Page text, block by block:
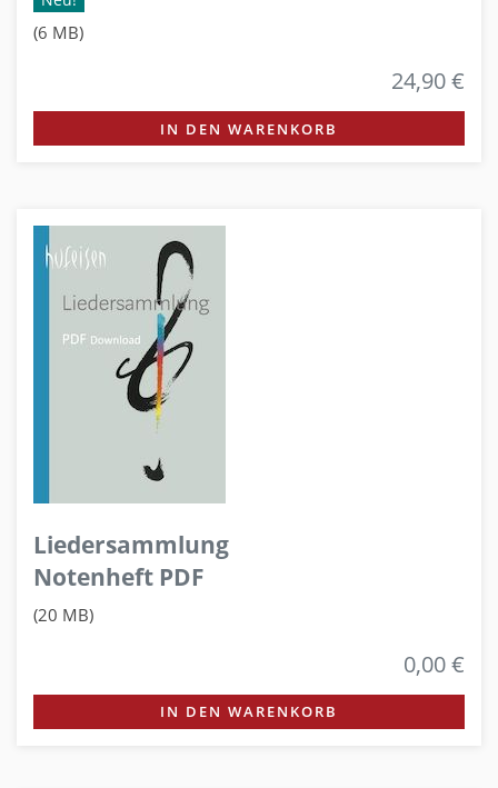
(6 MB)
24,90 €
IN DEN WARENKORB
Liedersammlung
Notenheft PDF
(20 MB)
0,00 €
IN DEN WARENKORB